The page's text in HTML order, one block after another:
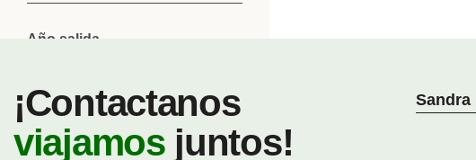
Año salida
Borrar Filtros
¡Contactanos
viajamosjuntos!
Sandra